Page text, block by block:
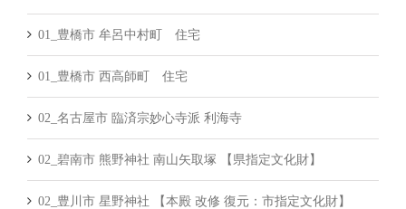
01_豊橋市 牟呂中村町 住宅
01_豊橋市 西高師町 住宅
02_名古屋市 臨済宗妙心寺派 利海寺
02_碧南市 熊野神社 南山矢取塚 【県指定文化財】
02_豊川市 星野神社 【本殿 改修 復元：市指定文化財】